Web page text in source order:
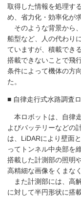
取得した情報を処理す
め、省力化・効率化が
そのような背景から
船型など、人の代わり
ていますが、積載でき
搭載できないことで飛
条件によって機体の方
た。
■ 自律走行式水路調査
本ロボットは、自律
よびバッテリーなどの
は、 LiDARにより壁面
ってトンネル中央部を
搭載した計測部の照明
高精細な画像をくまな
また計測部には、高
に対して半円形状に搭